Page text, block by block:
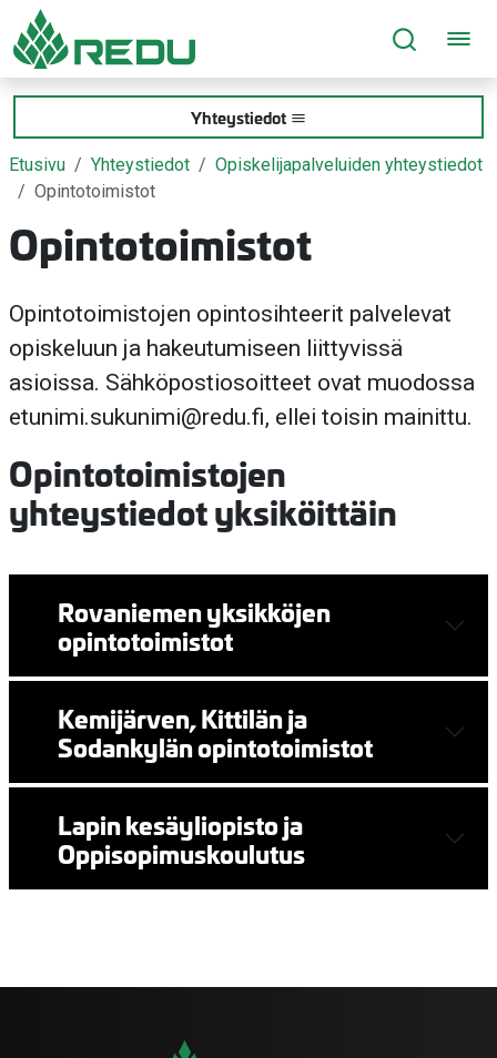
Siirry sivusisältöön
Yhteystiedot
Etusivu Yhteystiedot
Opiskelijapalveluiden yhteystiedot
Opintotoimistot
Opintotoimistot
Opintotoimistojen opintosihteerit palvelevat
opiskeluun ja hakeutumiseen liittyvissä
asioissa. Sähköpostiosoitteet ovat muodossa
etunimi.sukunimi@redu.fi, ellei toisin mainittu.
Opintotoimistojen
yhteystiedot yksiköittäin
Rovaniemen yksikköjen
opintotoimistot
Kemijärven, Kittilän ja
Sodankylän opintotoimistot
Lapin kesäyliopisto ja
Oppisopimuskoulutus